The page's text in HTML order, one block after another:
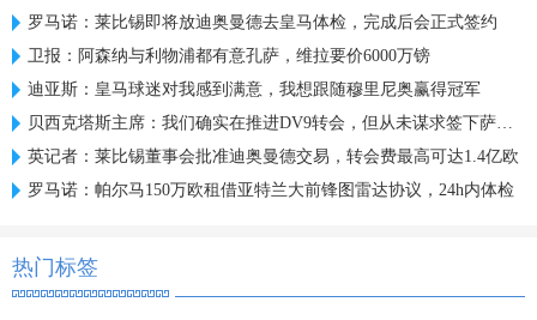
罗马诺：莱比锡即将放迪奥曼德去皇马体检，完成后会正式签约
卫报：阿森纳与利物浦都有意孔萨，维拉要价6000万镑
迪亚斯：皇马球迷对我感到满意，我想跟随穆里尼奥赢得冠军
贝西克塔斯主席：我们确实在推进DV9转会，但从未谋求签下萨拉赫
英记者：莱比锡董事会批准迪奥曼德交易，转会费最高可达1.4亿欧
罗马诺：帕尔马150万欧租借亚特兰大前锋图雷达协议，24h内体检
热门标签